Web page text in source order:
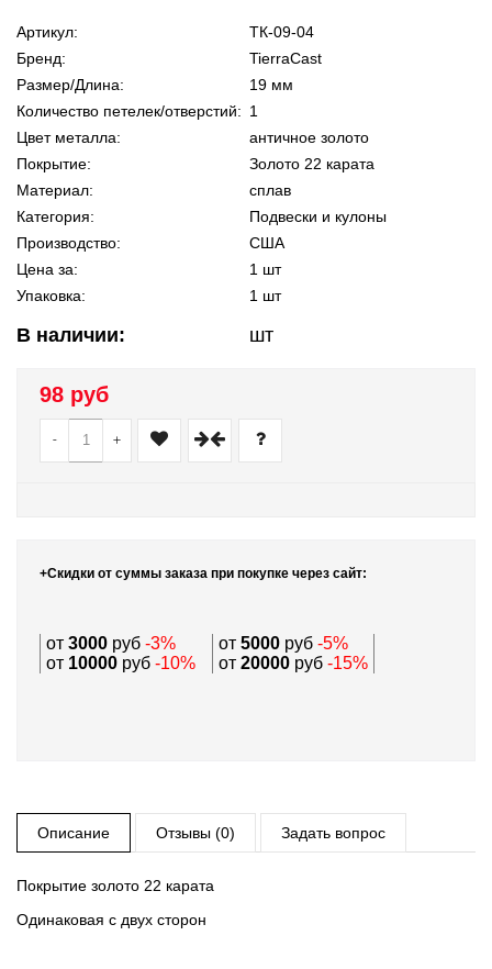
Артикул:
ТК-09-04
Бренд:
TierraCast
Размер/Длина:
19 мм
Количество петелек/отверстий: 1
Цвет металла:
античное золото
Покрытие:
Золото 22 карата
Материал:
сплав
Категория:
Подвески и кулоны
Производство:
США
Цена за:
1 шт
Упаковка:
1 шт
В наличии: шт
98 руб
- +
+Скидки от суммы заказа при покупке через сайт:
от 3000 руб -3% от 5000 руб -5%
от 10000 руб -10% от 20000 руб -15%
Описание Отзывы (0) Задать вопрос
Покрытие золото 22 карата
Одинаковая с двух сторон